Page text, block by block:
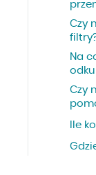
Czy
Na
Czy
Ile